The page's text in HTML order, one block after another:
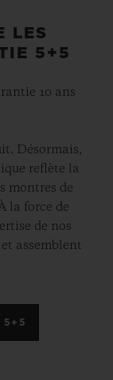
LES
5+5
10 ans
Désormais,
reflète la
montres de
la force de
de nos
assemblent
5+5